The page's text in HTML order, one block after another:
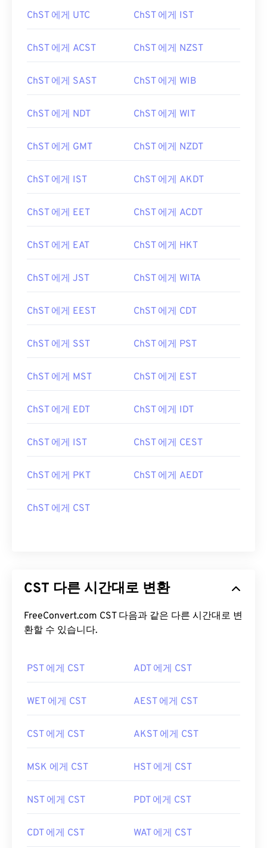
ChST 에게 UTC ChST 에게 IST
ChST 에게 ACST ChST 에게 NZST
ChST 에게 SAST ChST 에게 WIB
ChST 에게 NDT ChST 에게 WIT
ChST 에게 GMT ChST 에게 NZDT
ChST 에게 IST ChST 에게 AKDT
ChST 에게 EET ChST 에게 ACDT
ChST 에게 EAT ChST 에게 HKT
ChST 에게 JST ChST 에게 WITA
ChST 에게 EEST ChST 에게 CDT
ChST 에게 SST ChST 에게 PST
ChST 에게 MST ChST 에게 EST
ChST 에게 EDT ChST 에게 IDT
ChST 에게 IST ChST 에게 CEST
ChST 에게 PKT ChST 에게 AEDT
ChST 에게 CST
CST 다른 시간대로 변환
FreeConvert.com CST 다음과 같은 다른 시간대로 변
환할 수 있습니다.
PST 에게 CST ADT 에게 CST
WET 에게 CST AEST 에게 CST
CST 에게 CST AKST 에게 CST
MSK 에게 CST HST 에게 CST
NST 에게 CST PDT 에게 CST
CDT 에게 CST WAT 에게 CST